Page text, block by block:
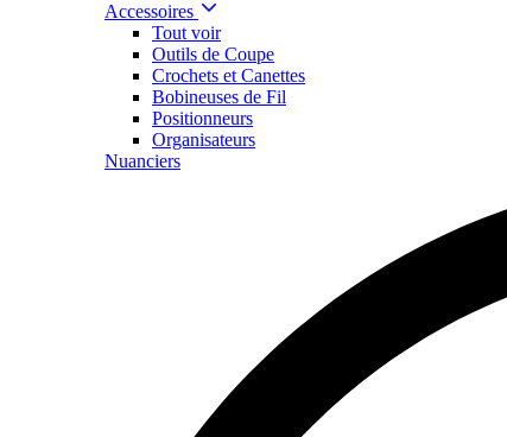
Accessoires
Tout voir
Outils de Coupe
Crochets et Canettes
Bobineuses de Fil
Positionneurs
Organisateurs
Nuanciers